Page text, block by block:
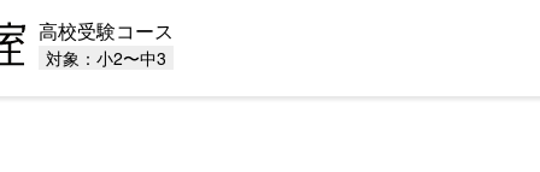
高校受験コース
対象：小2〜中3